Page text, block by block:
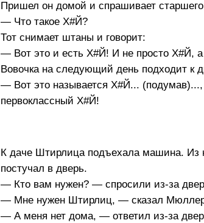
Пришел он домой и спрашивает
— Что такое Х#Й?
Тот снимает штаны и говорит:
— Вот это и есть Х#Й! И не просто Х#Й,
Вовочка на следующий день подходит к
— Вот это называется Х#Й...
первоклассный Х#Й!
К даче Штирлица подъехала машина. Из
постучал в дверь.
— Кто вам нужен? — спросили из-за
— Мне нужен Штирлиц, — сказал
— А меня нет дома, — ответил из-за